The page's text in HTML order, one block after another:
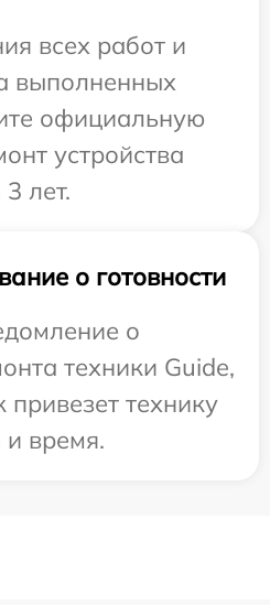
всех работ и
выполненных
официальную
устройства
лет.
о готовности
о
техники Guide,
технику
и время.